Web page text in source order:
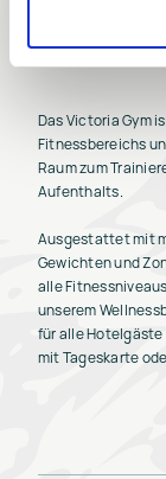
Das Victoria Gym
Fitnessbereichs
Raum zum
Aufenthalts.
Ausgestattet mit
Gewichten und
alle
unserem
für alle Hotelgäste
mit Tageskarte